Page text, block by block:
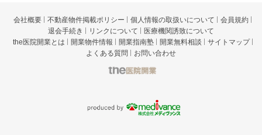
会社概要 不動産物件掲載ポリシー 個人情報の取扱いについて
会員規約
退会手続き
リンクについて
医療機関誘致について
the医院開業とは
開業物件情報 開業指南塾 開業無料相談
サイトマップ
よくある質問
お問い合わせ
t
he医院開業